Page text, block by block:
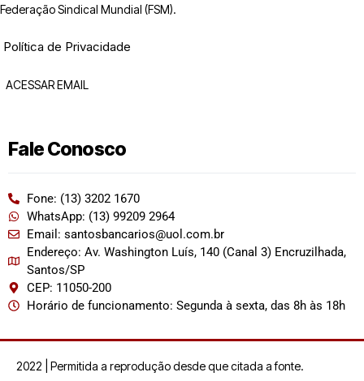
Federação Sindical Mundial (FSM).
Política de Privacidade
ACESSAR EMAIL
Fale Conosco
Fone: (13) 3202 1670
WhatsApp: (13) 99209 2964
Email: santosbancarios@uol.com.br
Endereço: Av. Washington Luís, 140 (Canal 3) Encruzilhada,
Santos/SP
CEP: 11050-200
Horário de funcionamento: Segunda à sexta, das 8h às 18h
2022 | Permitida a reprodução desde que citada a fonte.